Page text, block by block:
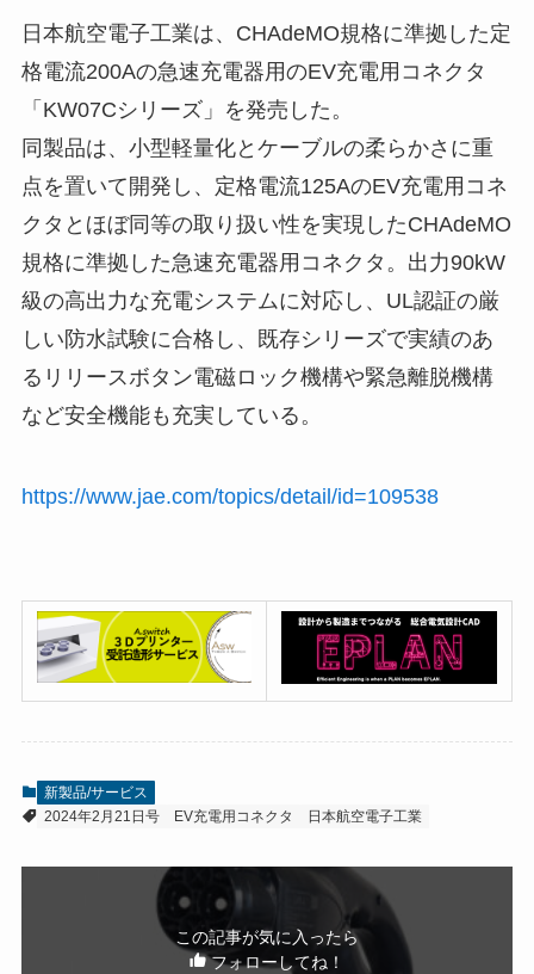
日本航空電子工業は、CHAdeMO規格に準拠した定
格電流200Aの急速充電器用のEV充電用コネクタ
「KW07Cシリーズ」を発売した。
同製品は、小型軽量化とケーブルの柔らかさに重
点を置いて開発し、定格電流125AのEV充電用コネ
クタとほぼ同等の取り扱い性を実現したCHAdeMO
規格に準拠した急速充電器用コネクタ。出力90kW
級の高出力な充電システムに対応し、UL認証の厳
しい防水試験に合格し、既存シリーズで実績のあ
るリリースボタン電磁ロック機構や緊急離脱機構
など安全機能も充実している。
https://www.jae.com/topics/detail/id=109538
新製品/サービス
2024年2月21日号
EV充電用コネクタ 日本航空電子工業
この記事が気に入ったら
フォローしてね！